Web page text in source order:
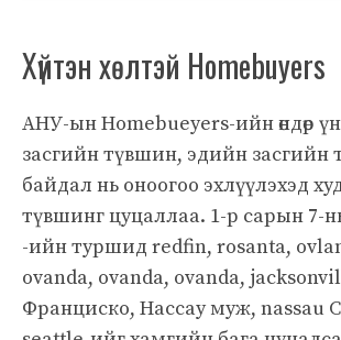
Хүйтэн хөлтэй Homebuyers
АНУ-ын Homebueyers-ийн өндөр
засгийн түвшин, эдийн засгийн
байдал нь оноогоо эхлүүлэхэд
түвшинг цуцаллаа. 1-р сарын 7-ны
-ийн туршид redfin, rosanta,
ovanda, ovanda, ovanda,
Франциско, Нассау муж, nassau